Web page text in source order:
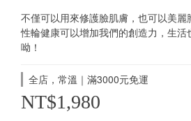
不僅可以用來修護臉肌膚，也可以美麗
性輪健康可以增加我們的創造力，生活
呦！
全店，常溫｜滿3000元免運
NT$1,980